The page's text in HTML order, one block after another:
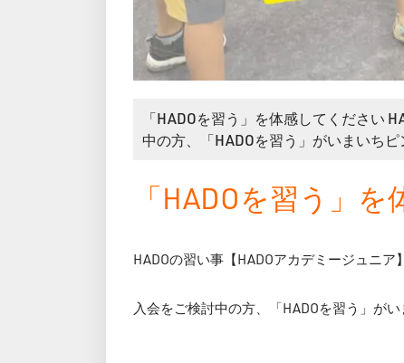
「HADOを習う」を体感してください
中の方、「HADOを習う」がいまいち
「HADOを習う」
HADOの習い事【HADOアカデミージュニ
入会をご検討中の方、「HADOを習う」が